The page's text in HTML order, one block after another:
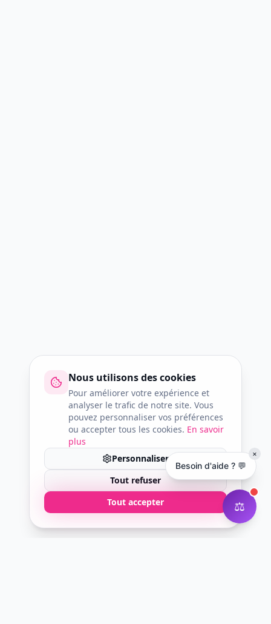
Nous utilisons des cookies
Pour améliorer votre expérience et
analyser le trafic de notre site. Vous
pouvez personnaliser vos préférences
ou accepter tous les cookies. En savoir
plus
Personnaliser
Tout refuser
Tout accepter
Besoin d'aide ? 💬
×
⚖️